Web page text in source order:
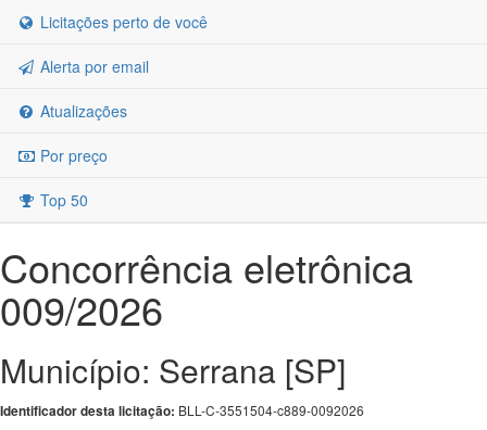
Licitações perto de você
Alerta por email
Atualizações
Por preço
Top 50
Concorrência eletrônica
009/2026
Município: Serrana [SP]
Identificador desta licitação: BLL-C-3551504-c889-0092026